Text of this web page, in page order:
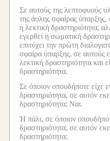
Σε αυτούς της λεπτοφυούς
της άυλης σφαίρας ύπαρξης,
η λεκτική δραστηριότητα,
εγερθεί η σωματική
επιτύχει την πρώτη
σφαίρα ύπαρξης, σε αυτούς
λεκτική δραστηριότητα και
δραστηριότητα.
Σε όποιον οπουδήποτε είχε
δραστηριότητα, σε αυτόν
δραστηριότητα; Ναι.
Ή πάλι, σε όποιον
δραστηριότητα, σε αυτόν
δραστηριότητα;